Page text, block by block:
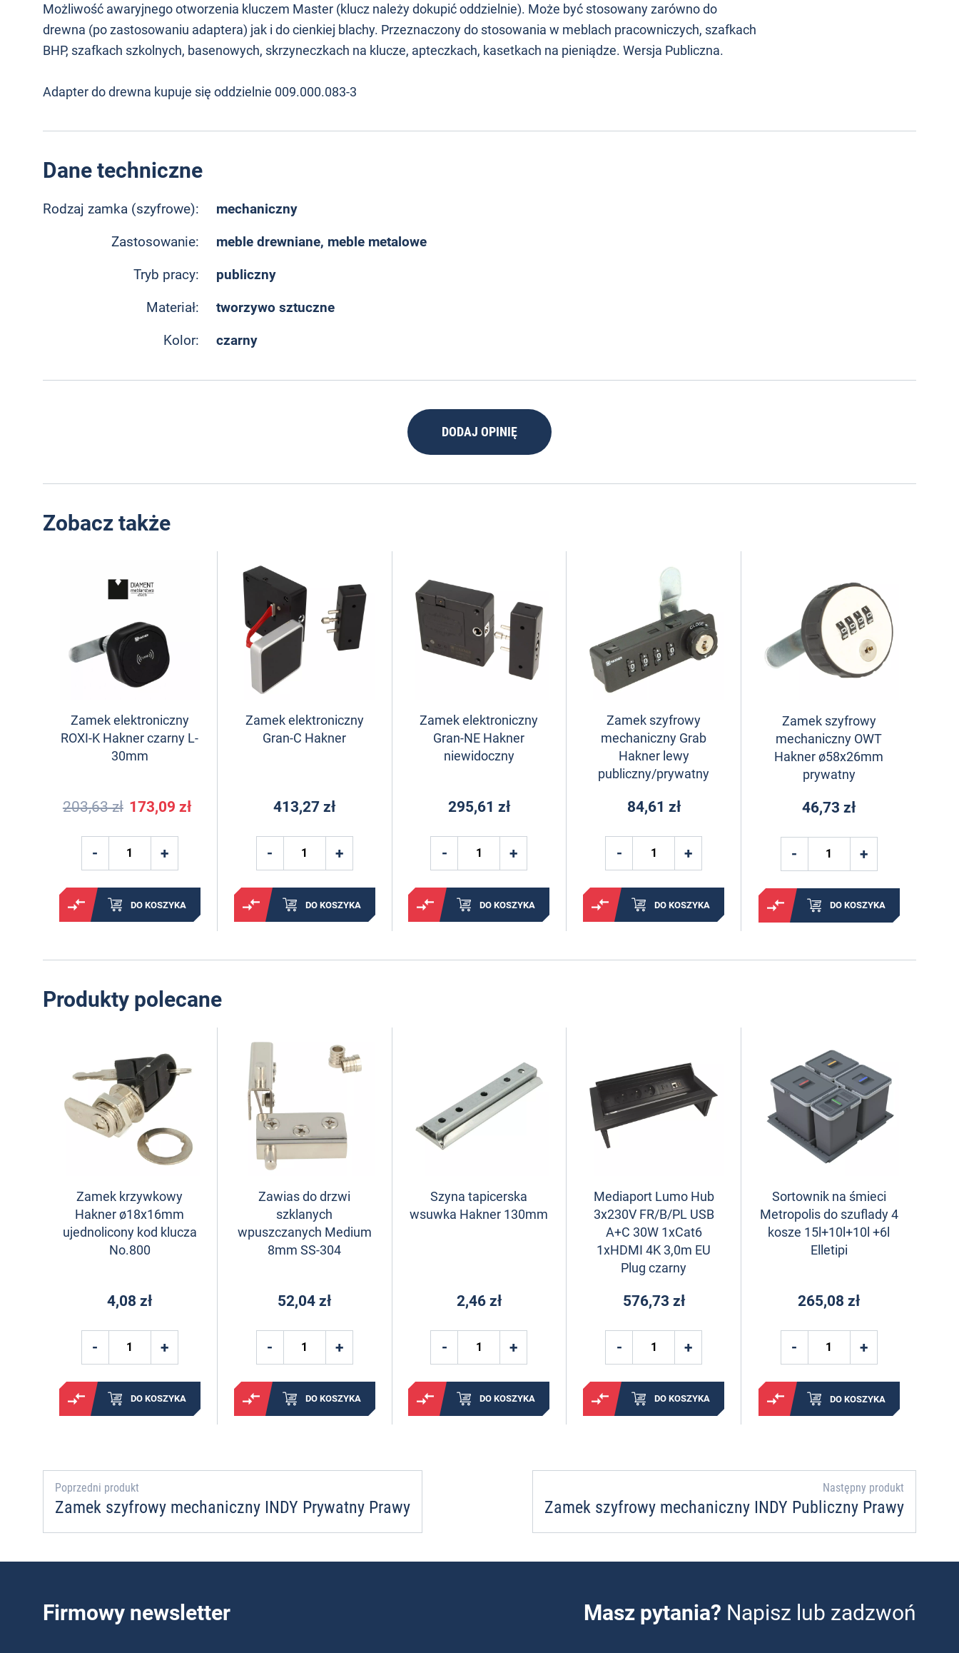
Możliwość awaryjnego otworzenia kluczem Master (klucz należy dokupić oddzielnie). Może być stosowany zarówno do
drewna (po zastosowaniu adaptera) jak i do cienkiej blachy. Przeznaczony do stosowania w meblach pracowniczych, szafkach
BHP, szafkach szkolnych, basenowych, skrzyneczkach na klucze, apteczkach, kasetkach na pieniądze. Wersja Publiczna.
Adapter do drewna kupuje się oddzielnie 009.000.083-3
Dane techniczne
Rodzaj zamka (szyfrowe): mechaniczny
Zastosowanie: meble drewniane, meble metalowe
Tryb pracy: publiczny
Materiał: tworzywo sztuczne
Kolor: czarny
DODAJ OPINIĘ
Zobacz także
Zamek elektroniczny
ROXI-K Hakner czarny L-
30mm
203,63 zł 173,09 zł
DO KOSZYKA
Zamek elektroniczny
Gran-C Hakner
413,27 zł
DO KOSZYKA
Zamek elektroniczny
Gran-NE Hakner
niewidoczny
295,61 zł
DO KOSZYKA
Zamek szyfrowy
mechaniczny Grab
Hakner lewy
publiczny/prywatny
84,61 zł
DO KOSZYKA
Zamek szyfrowy
mechaniczny OWT
Hakner ø58x26mm
prywatny
46,73 zł
DO KOSZYKA
Produkty polecane
Zamek krzywkowy
Hakner ø18x16mm
ujednolicony kod klucza
No.800
4,08 zł
DO KOSZYKA
Zawias do drzwi
szklanych
wpuszczanych Medium
8mm SS-304
52,04 zł
DO KOSZYKA
Szyna tapicerska
wsuwka Hakner 130mm
2,46 zł
DO KOSZYKA
Mediaport Lumo Hub
3x230V FR/B/PL USB
A+C 30W 1xCat6
1xHDMI 4K 3,0m EU
Plug czarny
576,73 zł
DO KOSZYKA
Sortownik na śmieci
Metropolis do szuflady 4
kosze 15l+10l+10l +6l
Elletipi
265,08 zł
DO KOSZYKA
Poprzedni produkt
Zamek szyfrowy mechaniczny INDY Prywatny Prawy
Następny produkt
Zamek szyfrowy mechaniczny INDY Publiczny Prawy
Masz pytania? Napisz lub zadzwoń
Firmowy newsletter